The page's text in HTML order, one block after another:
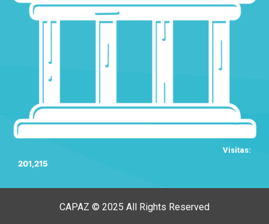
Visitas:
201,215
CAPAZ © 2025 All Rights Reserved